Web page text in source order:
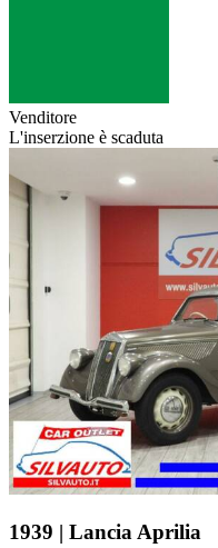
Venditore
L'inserzione è scaduta
1939 | Lancia Aprilia